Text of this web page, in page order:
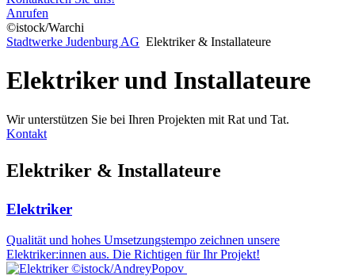
Anrufen
©istock/Warchi
Stadtwerke Judenburg AG Elektriker & Installateure
Elektriker und Installateure
Wir unterstützen Sie bei Ihren Projekten mit Rat und Tat.
Kontakt
Elektriker & Installateure
Elektriker
Qualität und hohes Umsetzungstempo zeichnen unsere
Elektriker:innen aus. Die Richtigen für Ihr Projekt!
©istock/AndreyPopov